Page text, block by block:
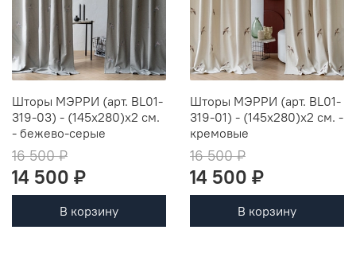
Шторы МЭРРИ (арт. BL01-
319-03) - (145х280)х2 см.
- бежево-серые
16 500 ₽
14 500 ₽
В корзину
Шторы МЭРРИ (арт. BL01-
319-01) - (145х280)х2 см. -
кремовые
16 500 ₽
14 500 ₽
В корзину